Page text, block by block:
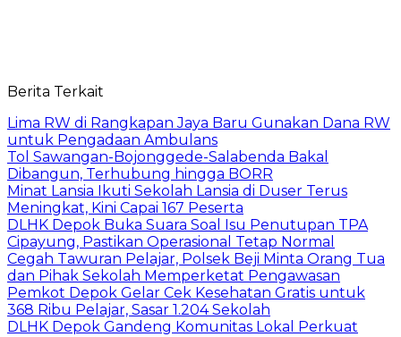
Berita Terkait
Lima RW di Rangkapan Jaya Baru Gunakan Dana RW
untuk Pengadaan Ambulans
Tol Sawangan-Bojonggede-Salabenda Bakal
Dibangun, Terhubung hingga BORR
Minat Lansia Ikuti Sekolah Lansia di Duser Terus
Meningkat, Kini Capai 167 Peserta
DLHK Depok Buka Suara Soal Isu Penutupan TPA
Cipayung, Pastikan Operasional Tetap Normal
Cegah Tawuran Pelajar, Polsek Beji Minta Orang Tua
dan Pihak Sekolah Memperketat Pengawasan
Pemkot Depok Gelar Cek Kesehatan Gratis untuk
368 Ribu Pelajar, Sasar 1.204 Sekolah
DLHK Depok Gandeng Komunitas Lokal Perkuat